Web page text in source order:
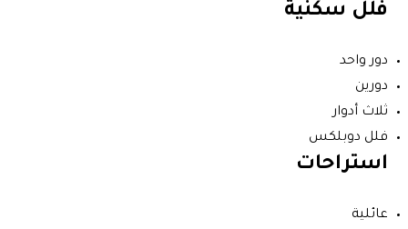
فلل سكنية
دور واحد
دورين
ثلاث أدوار
فلل دوبلكس
استراحات
عائلية